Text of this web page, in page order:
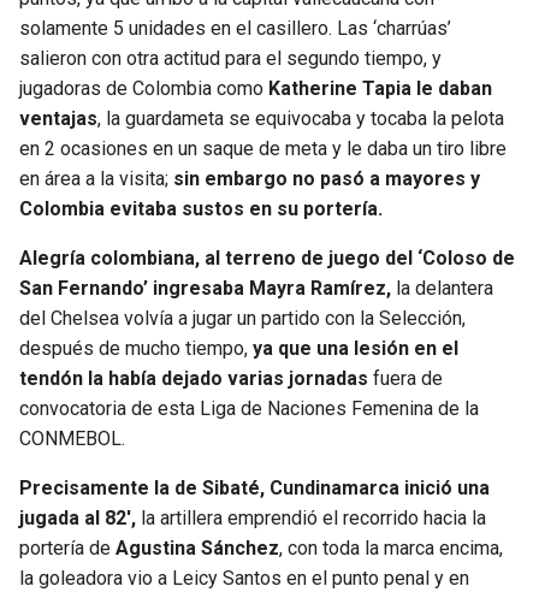
solamente 5 unidades en el casillero. Las ‘charrúas’
salieron con otra actitud para el segundo tiempo, y
jugadoras de Colombia como Katherine Tapia le daban
ventajas, la guardameta se equivocaba y tocaba la pelota
en 2 ocasiones en un saque de meta y le daba un tiro libre
en área a la visita; sin embargo no pasó a mayores y
Colombia evitaba sustos en su portería.
Alegría colombiana, al terreno de juego del ‘Coloso de
San Fernando’ ingresaba Mayra Ramírez, la delantera
del Chelsea volvía a jugar un partido con la Selección,
después de mucho tiempo, ya que una lesión en el
tendón la había dejado varias jornadas fuera de
convocatoria de esta Liga de Naciones Femenina de la
CONMEBOL.
Precisamente la de Sibaté, Cundinamarca inició una
jugada al 82′, la artillera emprendió el recorrido hacia la
portería de Agustina Sánchez, con toda la marca encima,
la goleadora vio a Leicy Santos en el punto penal y en